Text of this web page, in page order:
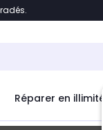
Réparer en